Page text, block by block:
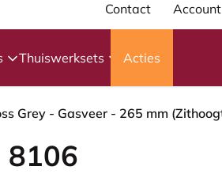
Contact Account
Thuiswerksets Acties
8106